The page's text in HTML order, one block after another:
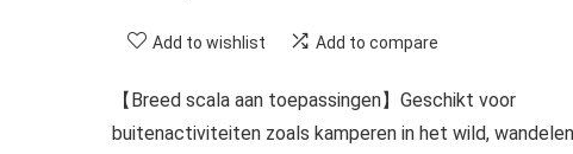
Add to wishlist Add to compare
【Breed scala aan toepassingen】Geschikt voor
buitenactiviteiten zoals kamperen in het wild,